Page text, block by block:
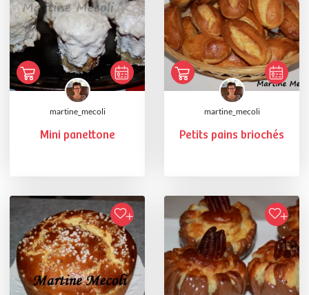
martine_mecoli
Mini panettone
martine_mecoli
Petits pains briochés